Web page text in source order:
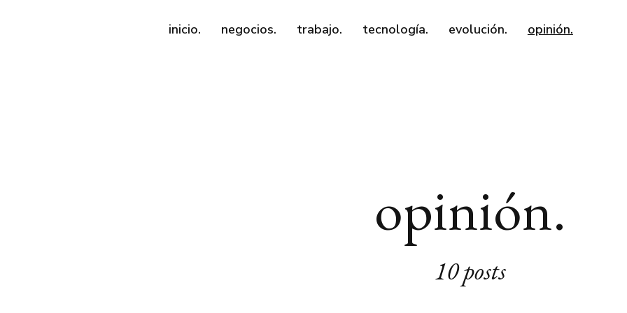
inicio. negocios. trabajo. tecnología. evolución. opinión.
opinión.
10 posts